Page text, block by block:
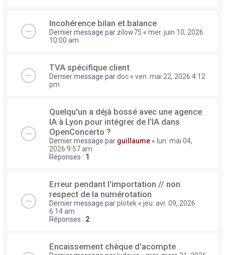
Incohérence bilan et balance
Dernier message par zilow75 « mer. juin 10, 2026
10:00 am
TVA spécifique client
Dernier message pardoc « ven. mai 22, 2026 4:12
pm
Quelqu'un a déjà bossé avec une agence
IA à Lyon pour intégrer de l'IA dans
OpenConcerto ?
Dernier message par guillaume « lun. mai 04,
2026 9:57 am
Réponses : 1
Erreur pendant l'importation // non
respect de la numérotation
Dernier message parplotek « jeu. avr. 09, 2026
6:14 am
Réponses : 2
Encaissement chèque d'acompte